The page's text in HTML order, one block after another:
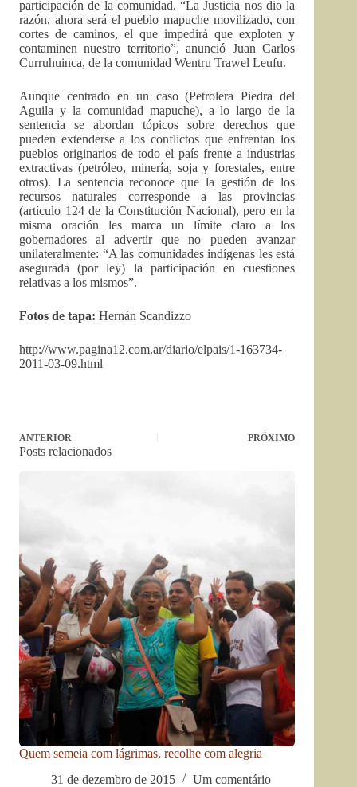
participación de la comunidad. “La Justicia nos dio la
razón, ahora será el pueblo mapuche movilizado, con
cortes de caminos, el que impedirá que exploten y
contaminen nuestro territorio”, anunció Juan Carlos
Curruhuinca, de la comunidad Wentru Trawel Leufu.
Aunque centrado en un caso (Petrolera Piedra del
Aguila y la comunidad mapuche), a lo largo de la
sentencia se abordan tópicos sobre derechos que
pueden extenderse a los conflictos que enfrentan los
pueblos originarios de todo el país frente a industrias
extractivas (petróleo, minería, soja y forestales, entre
otros). La sentencia reconoce que la gestión de los
recursos naturales corresponde a las provincias
(artículo 124 de la Constitución Nacional), pero en la
misma oración les marca un límite claro a los
gobernadores al advertir que no pueden avanzar
unilateralmente: “A las comunidades indígenas les está
asegurada (por ley) la participación en cuestiones
relativas a los mismos”.
Fotos de tapa: Hernán Scandizzo
http://www.pagina12.com.ar/diario/elpais/1-163734-
2011-03-09.html
ANTERIOR PRÓXIMO
Posts relacionados
Quem semeia com lágrimas, recolhe com alegria
31 de dezembro de 2015
Um comentário